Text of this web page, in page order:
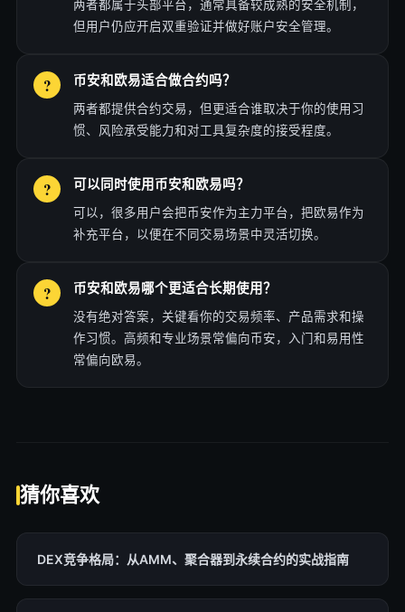
两者都属于头部平台，通常具备较成熟的安全机制，
但用户仍应开启双重验证并做好账户安全管理。
币安和欧易适合做合约吗？
两者都提供合约交易，但更适合谁取决于你的使用习
惯、风险承受能力和对工具复杂度的接受程度。
可以同时使用币安和欧易吗？
可以，很多用户会把币安作为主力平台，把欧易作为
补充平台，以便在不同交易场景中灵活切换。
币安和欧易哪个更适合长期使用？
没有绝对答案，关键看你的交易频率、产品需求和操
作习惯。高频和专业场景常偏向币安，入门和易用性
常偏向欧易。
猜你喜欢
DEX竞争格局：从AMM、聚合器到永续合约的实战指南